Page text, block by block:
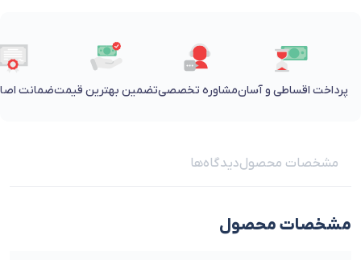
پرداخت اقساطی و آسانمشاوره تخصصیتضمین بهترین قیمتضمانت
مشخصات محصولدیدگاه‌ها
مشخصات محصول